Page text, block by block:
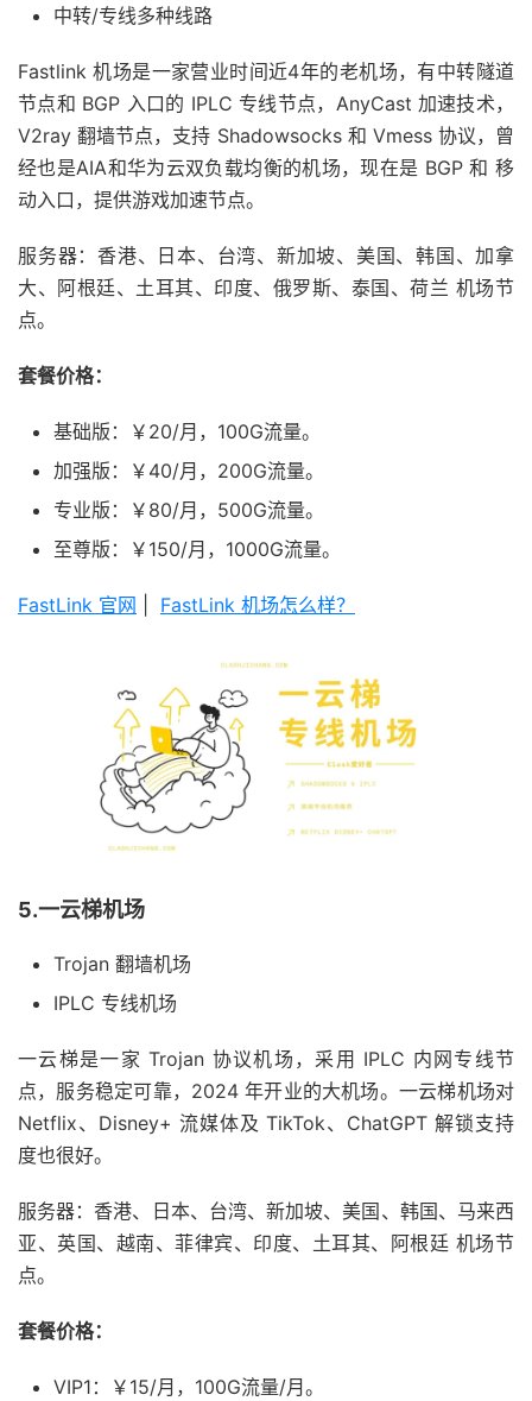
中转/专线多种线路
Fastlink 机场是一家营业时间近4年的老机场，有中转隧道
节点和 BGP 入口的 IPLC 专线节点，AnyCast 加速技术，
V2ray 翻墙节点，支持 Shadowsocks 和 Vmess 协议，曾
经也是AIA和华为云双负载均衡的机场，现在是 BGP 和 移
动入口，提供游戏加速节点。
服务器：香港、日本、台湾、新加坡、美国、韩国、加拿
大、阿根廷、土耳其、印度、俄罗斯、泰国、荷兰 机场节
点。
套餐价格：
基础版：￥20/月，100G流量。
加强版：￥40/月，200G流量。
专业版：￥80/月，500G流量。
至尊版：￥150/月，1000G流量。
FastLink 官网 FastLink 机场怎么样？
5.一云梯机场
Trojan 翻墙机场
IPLC 专线机场
一云梯是一家 Trojan 协议机场，采用 IPLC 内网专线节
点，服务稳定可靠，2024 年开业的大机场。一云梯机场对
Netflix、Disney+ 流媒体及 TikTok、ChatGPT 解锁支持
度也很好。
服务器：香港、日本、台湾、新加坡、美国、韩国、马来西
亚、英国、越南、菲律宾、印度、土耳其、阿根廷 机场节
点。
套餐价格：
VIP1：￥15/月，100G流量/月。